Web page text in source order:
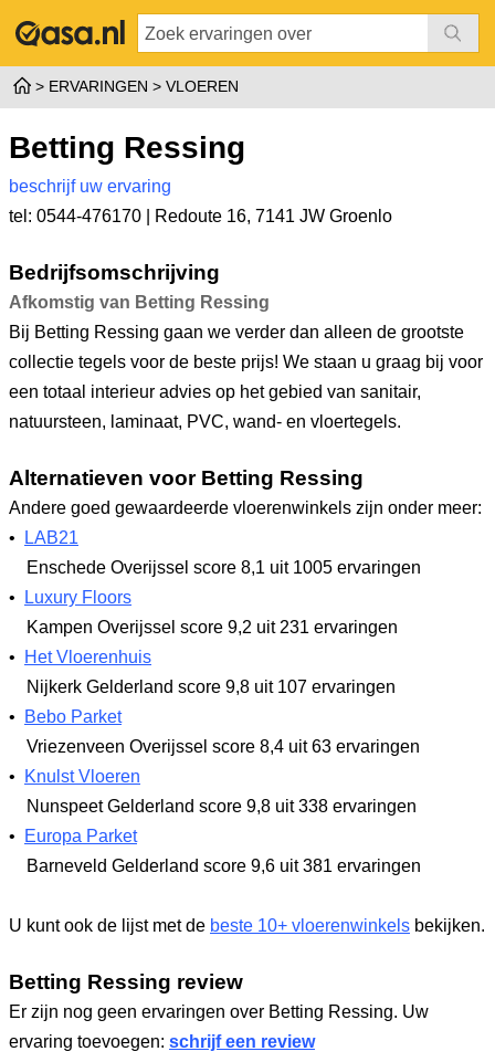
ERVARINGEN VLOEREN
Betting Ressing
beschrijf uw ervaring
tel: 0544-476170 |
Redoute 16, 7141 JW Groenlo
Bedrijfsomschrijving
Afkomstig van Betting Ressing
Bij Betting Ressing gaan we verder dan alleen de grootste
collectie tegels voor de beste prijs! We staan u graag bij voor
een totaal interieur advies op het gebied van sanitair,
natuursteen, laminaat, PVC, wand- en vloertegels.
Alternatieven voor Betting Ressing
Andere goed gewaardeerde vloerenwinkels zijn onder meer:
•
LAB21
Enschede Overijssel score 8,1 uit 1005 ervaringen
•
Luxury Floors
Kampen Overijssel score 9,2 uit 231 ervaringen
•
Het Vloerenhuis
Nijkerk Gelderland score 9,8 uit 107 ervaringen
•
Bebo Parket
Vriezenveen Overijssel score 8,4 uit 63 ervaringen
•
Knulst Vloeren
Nunspeet Gelderland score 9,8 uit 338 ervaringen
•
Europa Parket
Barneveld Gelderland score 9,6 uit 381 ervaringen
U kunt ook de lijst met de beste 10+ vloerenwinkels bekijken.
Betting Ressing review
Er zijn nog geen ervaringen over Betting Ressing. Uw
ervaring toevoegen: schrijf een review